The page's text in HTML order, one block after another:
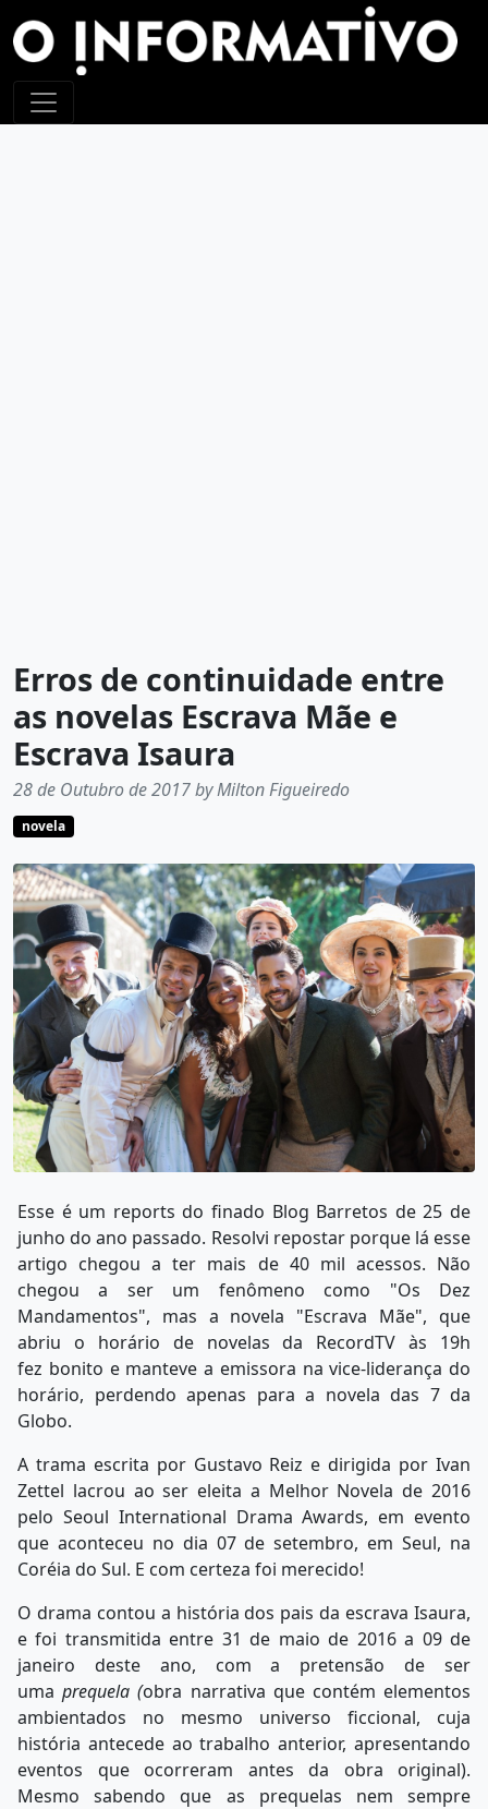
Erros de continuidade entre
as novelas Escrava Mãe e
Escrava Isaura
28 de Outubro de 2017 by Milton Figueiredo
novela
Esse é um reports do finado Blog Barretos de 25 de
junho do ano passado. Resolvi repostar porque lá esse
artigo chegou a ter mais de 40 mil acessos. Não
chegou a ser um fenômeno como "Os Dez
Mandamentos", mas a novela "Escrava Mãe", que
abriu o horário de novelas da RecordTV às 19h
fez bonito e manteve a emissora na vice-liderança do
horário, perdendo apenas para a novela das 7 da
Globo.
A trama escrita por Gustavo Reiz e dirigida por Ivan
Zettel lacrou ao ser eleita a Melhor Novela de 2016
pelo Seoul International Drama Awards, em evento
que aconteceu no dia 07 de setembro, em Seul, na
Coréia do Sul. E com certeza foi merecido!
O drama contou a história dos pais da escrava Isaura,
e foi transmitida entre 31 de maio de 2016 a 09 de
janeiro deste ano, com a pretensão de ser
umaprequela (obra narrativa que contém elementos
ambientados no mesmo universo ficcional, cuja
história antecede ao trabalho anterior, apresentando
eventos que ocorreram antes da obra original).
Mesmo sabendo que as prequelas nem sempre